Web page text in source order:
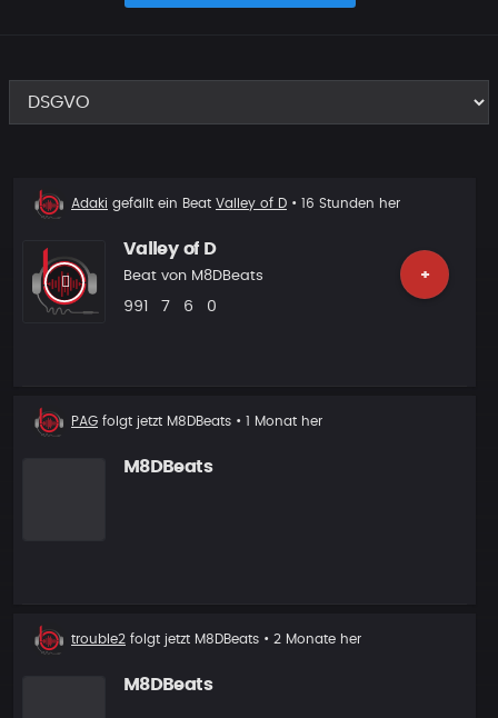
Beat
Adaki gefällt ein Beat Valley of D • 16 Stunden her
Valley of D
+
Beat von M8DBeats
Plays
991 Likes
7 Vorgeschlagen
6 Kommentare
0
Neuer
Follower
PAG folgt jetzt M8DBeats • 1 Monat her
M8DBeats
Neuer
trouble2 folgt jetzt M8DBeats • 2 Monate her
M8DBeats